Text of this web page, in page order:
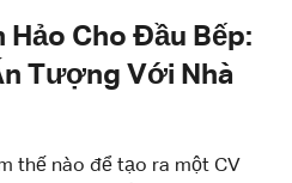
Hảo Cho Đầu Bếp:
Tượng Với Nhà
thế nào để tạo ra một CV